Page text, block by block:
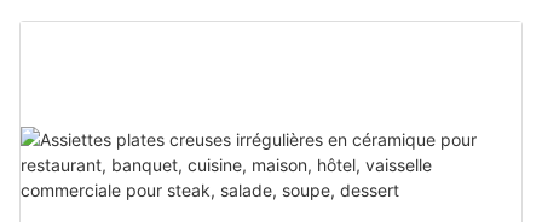
chaleur, réutilisable, de qualité professionnelle.